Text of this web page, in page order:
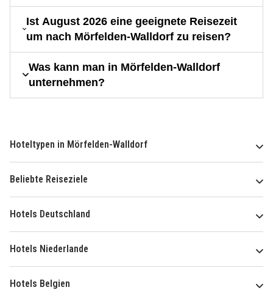
Ist August 2026 eine geeignete Reisezeit
um nach Mörfelden-Walldorf zu reisen?
Was kann man in Mörfelden-Walldorf
unternehmen?
Hoteltypen in Mörfelden-Walldorf
Beliebte Reiseziele
Hotels Deutschland
Hotels Niederlande
Hotels Belgien